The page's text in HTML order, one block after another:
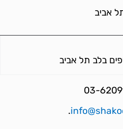
אביב
בלב תל אביב
03-
.